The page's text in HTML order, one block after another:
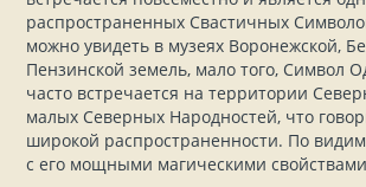
распространенных Свастичных
можно увидеть в музеях Воронежской,
Пензинской земель, мало того, Символ
часто встречается на территории
малых Северных Народностей, что
широкой распространенности. По
с его мощными магическими